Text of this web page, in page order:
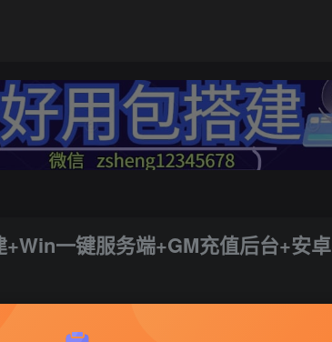
一键服务端+GM充值后台+安